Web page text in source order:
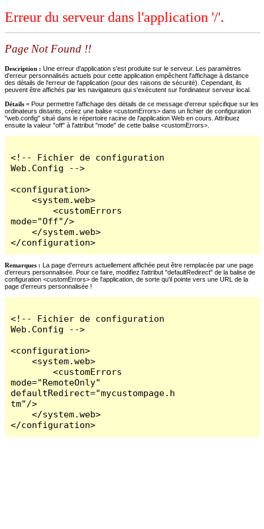
Erreur du serveur dans l'application '/'.
Page Not Found !!
Description : Une erreur d'application s'est produite sur le serveur. Les paramètres
d'erreur personnalisés actuels pour cette application empêchent l'affichage à distance
des détails de l'erreur de l'application (pour des raisons de sécurité). Cependant, ils
peuvent être affichés par les navigateurs qui s'exécutent sur l'ordinateur serveur local.
Détails = Pour permettre l'affichage des détails de ce message d'erreur spécifique sur les
ordinateurs distants, créez une balise <customErrors> dans un fichier de configuration
"web.config" situé dans le répertoire racine de l'application Web en cours. Attribuez
ensuite la valeur "off" à l'attribut "mode" de cette balise <customErrors>.
<!-- Fichier de configuration
Web.Config -->
<configuration>
    <system.web>
        <customErrors
mode="Off"/>
    </system.web>
</configuration>
Remarques : La page d'erreurs actuellement affichée peut être remplacée par une page
d'erreurs personnalisée. Pour ce faire, modifiez l'attribut "defaultRedirect" de la balise de
configuration <customErrors> de l'application, de sorte qu'il pointe vers une URL de la
page d'erreurs personnalisée !
<!-- Fichier de configuration
Web.Config -->
<configuration>
    <system.web>
        <customErrors
mode="RemoteOnly"
defaultRedirect="mycustompage.h
tm"/>
    </system.web>
</configuration>